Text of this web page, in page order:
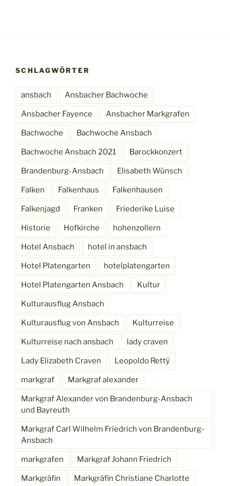
SCHLAGWÖRTER
ansbach Ansbacher Bachwoche
Ansbacher Fayence Ansbacher Markgrafen
Bachwoche Bachwoche Ansbach
Bachwoche Ansbach 2021 Barockkonzert
Brandenburg-Ansbach Elisabeth Wünsch
Falken Falkenhaus Falkenhausen
Falkenjagd Franken Friederike Luise
Historie Hofkirche hohenzollern
Hotel Ansbach hotel in ansbach
Hotel Platengarten hotelplatengarten
Hotel Platengarten Ansbach Kultur
Kulturausflug Ansbach
Kulturausflug von Ansbach Kulturreise
Kulturreise nach ansbach lady craven
Lady Elizabeth Craven Leopoldo Rettÿ
markgraf Markgraf alexander
Markgraf Alexander von Brandenburg-Ansbach
und Bayreuth
Markgraf Carl Wilhelm Friedrich von Brandenburg-
Ansbach
markgrafen Markgraf Johann Friedrich
Markgräfin Markgräfin Christiane Charlotte